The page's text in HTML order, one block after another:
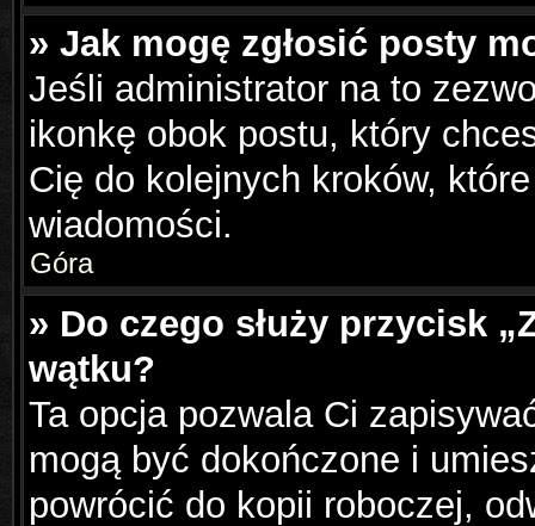
» Jak mogę zgłosić posty
Jeśli administrator na to
ikonkę obok postu, który
Cię do kolejnych kroków,
wiadomości.
Góra
» Do czego służy przycisk
wątku?
Ta opcja pozwala Ci
mogą być dokończone i
powrócić do kopii roboczej,